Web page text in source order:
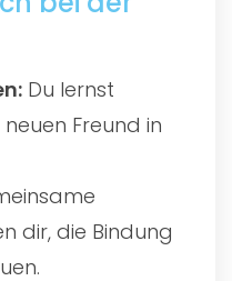
Du lernst
Freund in
dir, die Bindung